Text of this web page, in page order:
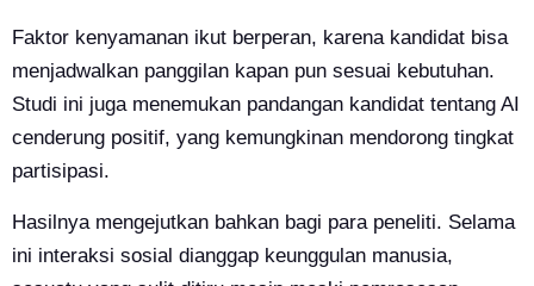
Faktor kenyamanan ikut berperan, karena kandidat bisa
menjadwalkan panggilan kapan pun sesuai kebutuhan.
Studi ini juga menemukan pandangan kandidat tentang AI
cenderung positif, yang kemungkinan mendorong tingkat
partisipasi.
Hasilnya mengejutkan bahkan bagi para peneliti. Selama
ini interaksi sosial dianggap keunggulan manusia,